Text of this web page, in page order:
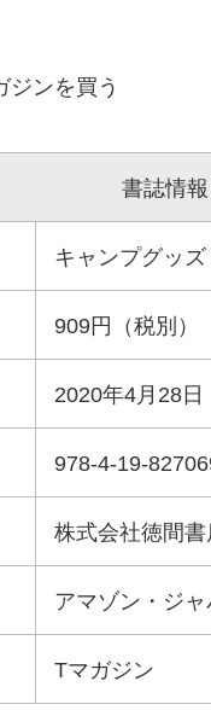
ジンを買う
書誌情報
キャンプグッ
909円（税別）
2020年4月28日
978-4-19-
株式会社徳間書
アマゾン・ジ
Tマガジン